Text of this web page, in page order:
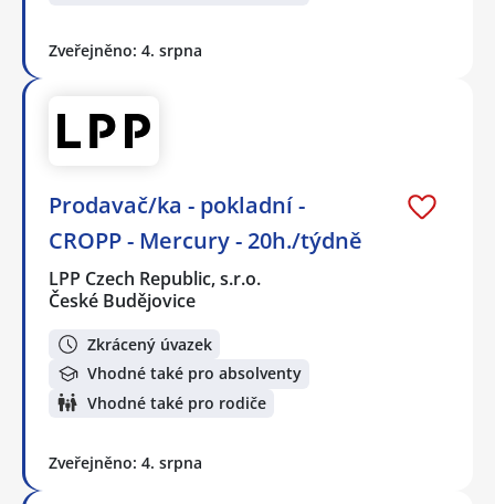
Zveřejněno: 4. srpna
Prodavač/ka - pokladní -
CROPP - Mercury - 20h./týdně
LPP Czech Republic, s.r.o.
České Budějovice
Zkrácený úvazek
Vhodné také pro absolventy
Vhodné také pro rodiče
Zveřejněno: 4. srpna